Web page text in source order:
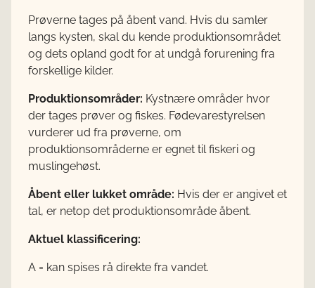
Prøverne tages på åbent vand. Hvis du samler
langs kysten, skal du kende produktionsområdet
og dets opland godt for at undgå forurening fra
forskellige kilder.
Produktionsområder: Kystnære områder hvor
der tages prøver og fiskes. Fødevarestyrelsen
vurderer ud fra prøverne, om
produktionsområderne er egnet til fiskeri og
muslingehøst.
Åbent eller lukket område: Hvis der er angivet et
tal, er netop det produktionsområde åbent.
Aktuel klassificering:
A = kan spises rå direkte fra vandet.